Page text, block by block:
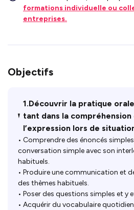
formations individuelle ou
entreprises.
Objectifs
1.Découvrir la pratique
tant dans la compréhension
l’expression lors de
• Comprendre des énoncés
conversation simple avec son
habituels.
• Produire une communication et
des thèmes habituels.
• Poser des questions simples et y
• Acquérir du vocabulaire